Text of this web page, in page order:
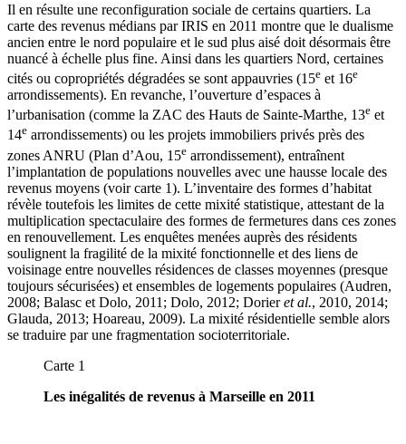
Il en résulte une reconfiguration sociale de certains quartiers. La
carte des revenus médians par IRIS en 2011 montre que le dualisme
ancien entre le nord populaire et le sud plus aisé doit désormais être
nuancé à échelle plus fine. Ainsi dans les quartiers Nord, certaines
cités ou copropriétés dégradées se sont appauvries (15e et 16e
arrondissements). En revanche, l’ouverture d’espaces à
l’urbanisation (comme la ZAC des Hauts de Sainte-Marthe, 13e et
14e arrondissements) ou les projets immobiliers privés près des
zones ANRU (Plan d’Aou, 15e arrondissement), entraînent
l’implantation de populations nouvelles avec une hausse locale des
revenus moyens (voir carte 1). L’inventaire des formes d’habitat
révèle toutefois les limites de cette mixité statistique, attestant de la
multiplication spectaculaire des formes de fermetures dans ces zones
en renouvellement. Les enquêtes menées auprès des résidents
soulignent la fragilité de la mixité fonctionnelle et des liens de
voisinage entre nouvelles résidences de classes moyennes (presque
toujours sécurisées) et ensembles de logements populaires (Audren,
2008; Balasc et Dolo, 2011; Dolo, 2012; Dorieret al., 2010, 2014;
Glauda, 2013; Hoareau, 2009). La mixité résidentielle semble alors
se traduire par une fragmentation socioterritoriale.
Carte 1
Les inégalités de revenus à Marseille en 2011